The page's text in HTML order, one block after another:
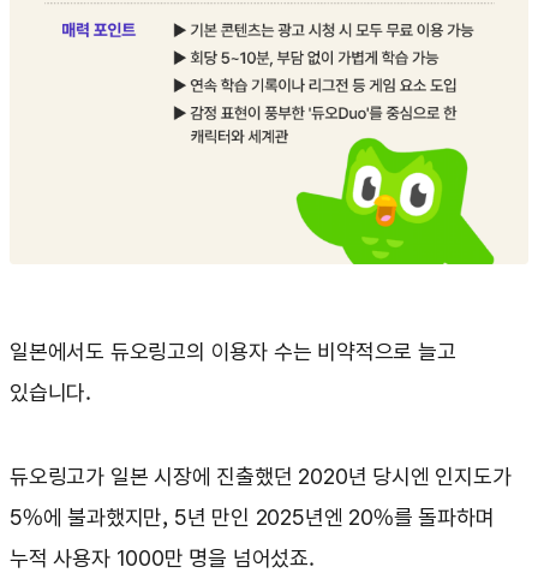
일본에서도 듀오링고의 이용자 수는 비약적으로 늘고
있습니다.
듀오링고가 일본 시장에 진출했던 2020년 당시엔 인지도가
5%에 불과했지만, 5년 만인 2025년엔 20%를 돌파하며
누적 사용자 1000만 명을 넘어섰죠.